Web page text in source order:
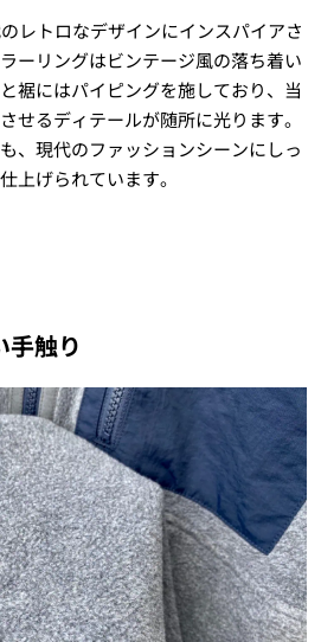
レトロなデザインにインスパイアさ
ーリングはビンテージ風の落ち着い
裾にはパイピングを施しており、当
せるディテールが随所に光ります。
、現代のファッションシーンにしっ
上げられています。
手触り